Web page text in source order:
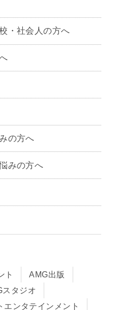
・社会人の方へ
学科
の方へ
みの方へ
ントリー
制度
へ
ト
AMG出版
スタジオ
エンタテインメント